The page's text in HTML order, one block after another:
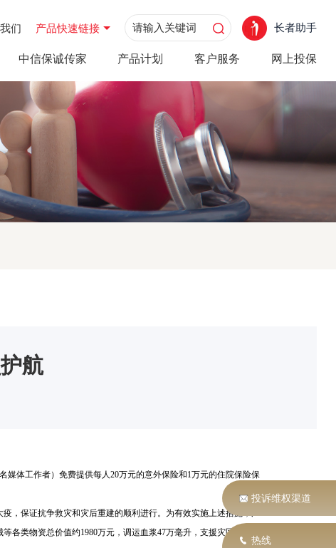
们 产品快速链接 长者助手
中信保诚传家 产品计划 客户服务 网上投保
航
媒体工作者）免费提供每人20万元的意外保险和1万元的住院保险保
，保证抗争救灾和灾后重建的顺利进行。为有效实施上述措施，广
各类物资总价值约1980万元，调运血浆47万毫升，支援灾区开展医
投诉维权渠道
热线